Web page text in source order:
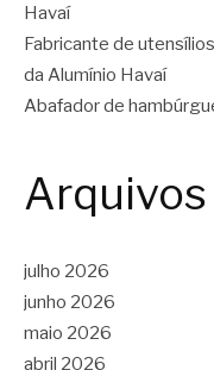
Havaí
Fabricante de
da Alumínio Havaí
Abafador de
Arquivos
julho 2026
junho 2026
maio 2026
abril 2026